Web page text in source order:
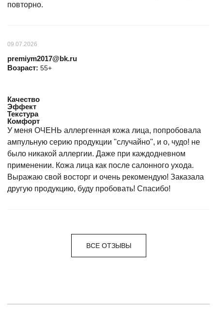
повторно.
09.07.2026
premiym2017@bk.ru
Возраст: 55+
Качество
Эффект
Текстура
Комфорт
У меня ОЧЕНЬ аллергенная кожа лица, попробовала
ампульную серию продукции "случайно", и о, чудо! не
было никакой аллергии. Даже при каждодневном
применении. Кожа лица как после салонного ухода.
Выражаю свой восторг и очень рекомендую! Заказала
другую продукцию, буду пробовать! Спасибо!
ВСЕ ОТЗЫВЫ